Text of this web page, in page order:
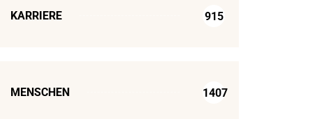
KARRIERE 915
MENSCHEN 1407